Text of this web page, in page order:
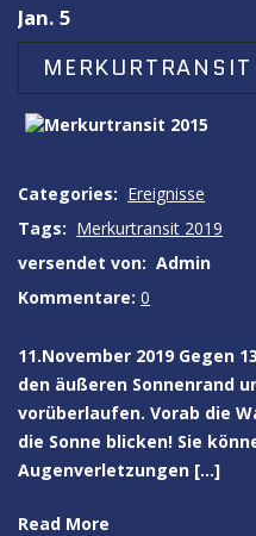
Jan. 5
Categories: Ereignisse
Tags: Merkurtransit 2019
versendet von: Admin
Kommentare: 0
11.November 2019 Gegen
den äußeren Sonnenrand
vorüberlaufen. Vorab die
die Sonne blicken! Sie
Augenverletzungen […]
Read More